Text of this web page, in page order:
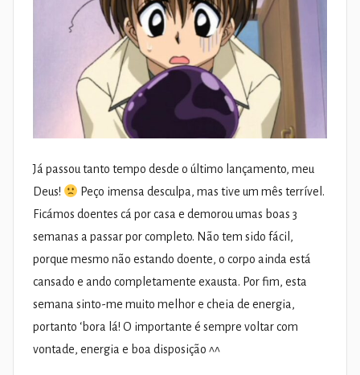
Já passou tanto tempo desde o último lançamento, meu
Deus!
Peço imensa desculpa, mas tive um mês terrível.
Ficámos doentes cá por casa e demorou umas boas 3
semanas a passar por completo. Não tem sido fácil,
porque mesmo não estando doente, o corpo ainda está
cansado e ando completamente exausta. Por fim, esta
semana sinto-me muito melhor e cheia de energia,
portanto ‘bora lá! O importante é sempre voltar com
vontade, energia e boa disposição ^^